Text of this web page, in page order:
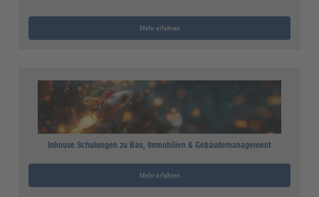
Mehr erfahren
Inhouse Schulungen zu Bau, Immobilien & Gebäudemanagement
Mehr erfahren